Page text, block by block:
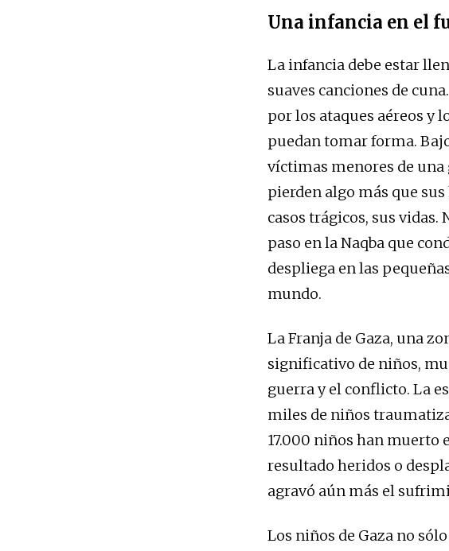
Una infancia en el
La infancia debe estar
suaves canciones de
por los ataques aéreos y
puedan tomar forma.
víctimas menores de una
pierden algo más que
casos trágicos, sus
paso en la Naqba que
despliega en las
mundo.
La Franja de Gaza, una
significativo de niños,
guerra y el conflicto. La
miles de niños
17.000 niños han muerto
resultado heridos o
agravó aún más el
Los niños de Gaza no